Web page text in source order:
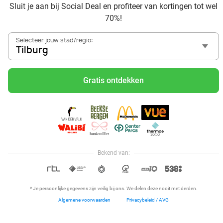
Sluit je aan bij Social Deal en profiteer van kortingen tot wel
70%!
Selecteer jouw stad/regio:
Tilburg
Gratis ontdekken
Bekend van:
* Je persoonlijke gegevens zijn veilig bij ons. We delen deze nooit met derden.
Algemene voorwaarden Privacybeleid / AVG
Voordelig genieten bij Sunparks met korting vanuit Tilburg
Met hoge korting naar de zonnebank in Tilburg
Skiën met korting in Tilburg? Ontdek de leukste skihallen
en indoor skibanen
Schaatsen in Tilburg en omgeving
Holiday on Ice tickets met korting in Tilburg
De Baron Udenhout: voor jong en oud genieten in de
betoverende Udenhoutse natuur
Social Deal voordeelshop: ah, zoveel mooie deals in regio
Reis af naar Ketteler Hof vanuit Tilburg en beleef ultiem
Hoi, onze klantenservice is open,
dus als je een vraag hebt helpen